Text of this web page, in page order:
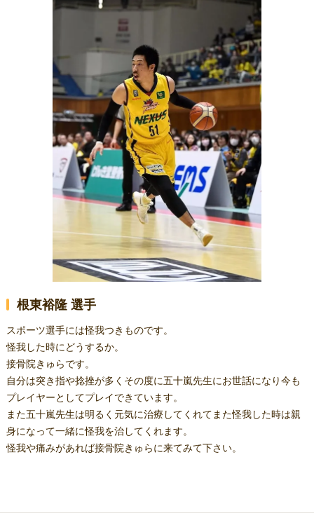
根東裕隆 選手
スポーツ選手には怪我つきものです。
怪我した時にどうするか。
接骨院きゅらです。
自分は突き指や捻挫が多くその度に五十嵐先生にお世話になり今も
プレイヤーとしてプレイできています。
また五十嵐先生は明るく元気に治療してくれてまた怪我した時は親
身になって一緒に怪我を治してくれます。
怪我や痛みがあれば接骨院きゅらに来てみて下さい。